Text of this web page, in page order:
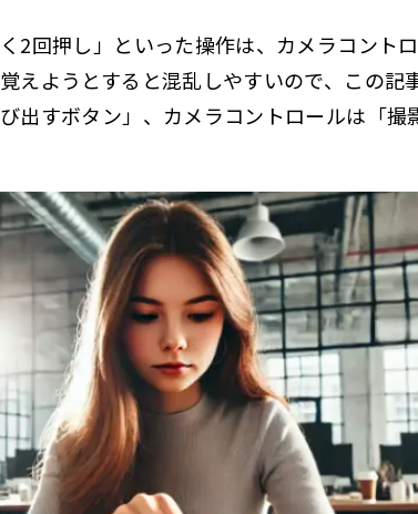
2回押し」といった操作は、カメラコント
えようとすると混乱しやすいので、この記
出すボタン」、カメラコントロールは「撮